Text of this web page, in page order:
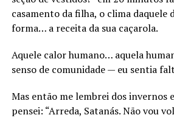
casamento da filha, o clima daquele
forma… a receita da sua caçarola.
Aquele calor humano… aquela
senso de comunidade — eu sentia
Mas então me lembrei dos invernos
pensei: “Arreda, Satanás. Não vou